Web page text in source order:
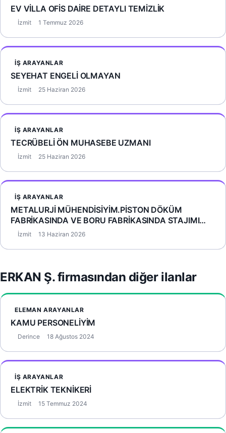
EV VİLLA OFİS DAİRE DETAYLI TEMİZLİK
İzmit 1 Temmuz 2026
İŞ ARAYANLAR
SEYEHAT ENGELİ OLMAYAN
İzmit 25 Haziran 2026
İŞ ARAYANLAR
TECRÜBELİ ÖN MUHASEBE UZMANI
İzmit 25 Haziran 2026
İŞ ARAYANLAR
METALURJİ MÜHENDİSİYİM.PİSTON DÖKÜM
FABRİKASINDA VE BORU FABRİKASINDA STAJIMI
YAPTIM.
İzmit 13 Haziran 2026
ERKAN Ş. firmasından diğer ilanlar
ELEMAN ARAYANLAR
KAMU PERSONELİYİM
Derince 18 Ağustos 2024
İŞ ARAYANLAR
ELEKTRİK TEKNİKERİ
İzmit 15 Temmuz 2024